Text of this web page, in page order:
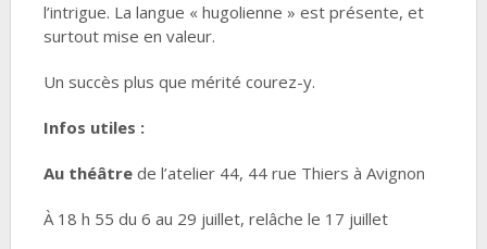
l’intrigue. La langue « hugolienne » est présente, et
surtout mise en valeur.
Un succès plus que mérité courez-y.
Infos utiles :
Au théâtre de l’atelier 44, 44 rue Thiers à Avignon
À 18 h 55 du 6 au 29 juillet, relâche le 17 juillet